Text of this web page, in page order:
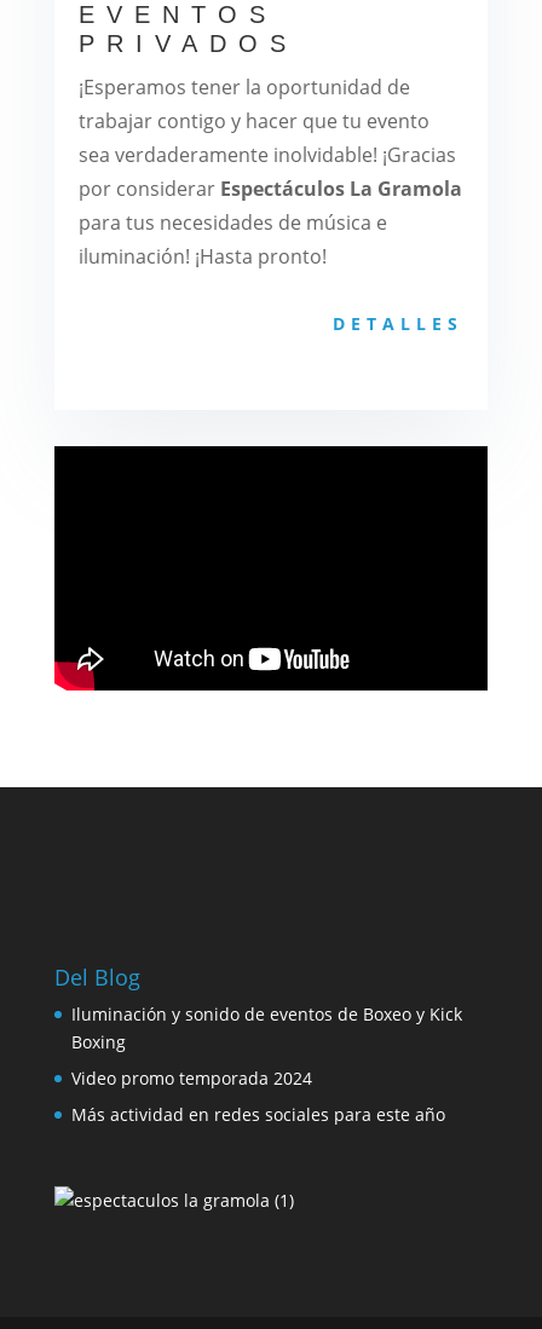
EVENTOS
PRIVADOS
¡Esperamos tener la oportunidad de
trabajar contigo y hacer que tu evento
sea verdaderamente inolvidable! ¡Gracias
por considerar Espectáculos La Gramola
para tus necesidades de música e
iluminación! ¡Hasta pronto!
DETALLES
Del Blog
Iluminación y sonido de eventos de Boxeo y Kick
Boxing
Video promo temporada 2024
Más actividad en redes sociales para este año